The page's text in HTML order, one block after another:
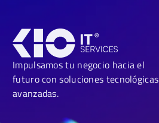
Impulsamos tu negocio hacia el
futuro con soluciones tecnológicas
avanzadas.